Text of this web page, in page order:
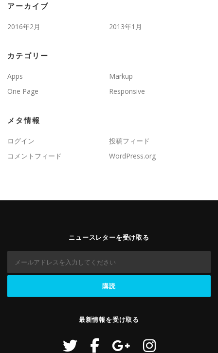
アーカイブ
2016年2月 2013年1月
カテゴリー
Apps
Markup
One Page
Responsive
メタ情報
ログイン
投稿フィード
コメントフィード
WordPress.org
ニュースレターを受け取る
最新情報を受け取る